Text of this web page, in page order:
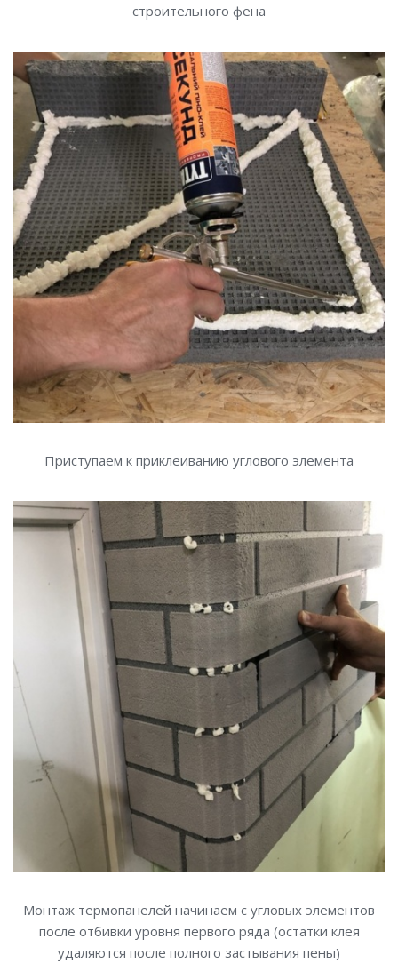
строительного фена
Приступаем к приклеиванию углового элемента
Монтаж термопанелей начинаем с угловых элементов
после отбивки уровня первого ряда (остатки клея
удаляются после полного застывания пены)